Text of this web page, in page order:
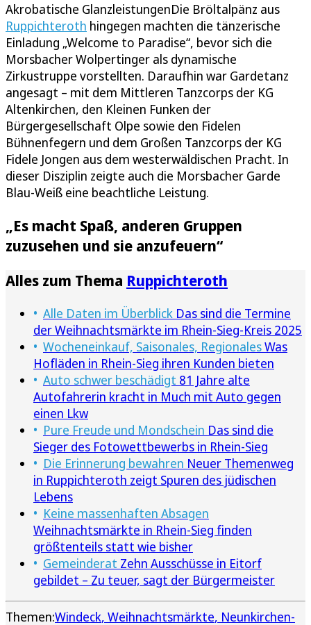
Akrobatische GlanzleistungenDie Bröltalpänz aus
Ruppichteroth hingegen machten die tänzerische
Einladung „Welcome to Paradise“, bevor sich die
Morsbacher Wolpertinger als dynamische
Zirkustruppe vorstellten. Daraufhin war Gardetanz
angesagt – mit dem Mittleren Tanzcorps der KG
Altenkirchen, den Kleinen Funken der
Bürgergesellschaft Olpe sowie den Fidelen
Bühnenfegern und dem Großen Tanzcorps der KG
Fidele Jongen aus dem westerwäldischen Pracht. In
dieser Disziplin zeigte auch die Morsbacher Garde
Blau-Weiß eine beachtliche Leistung.
„Es macht Spaß, anderen Gruppen
zuzusehen und sie anzufeuern“
Alles zum Thema Ruppichteroth
Alle Daten im Überblick Das sind die Termine
der Weihnachtsmärkte im Rhein-Sieg-Kreis 2025
Wocheneinkauf, Saisonales, RegionalesWas
Hofläden in Rhein-Sieg ihren Kunden bieten
Auto schwer beschädigt 81 Jahre alte
Autofahrerin kracht in Much mit Auto gegen
einen Lkw
Pure Freude und Mondschein Das sind die
Sieger des Fotowettbewerbs in Rhein-Sieg
Die Erinnerung bewahren Neuer Themenweg
in Ruppichteroth zeigt Spuren des jüdischen
Lebens
Keine massenhaften Absagen
Weihnachtsmärkte in Rhein-Sieg finden
größtenteils statt wie bisher
Gemeinderat Zehn Ausschüsse in Eitorf
gebildet – Zu teuer, sagt der Bürgermeister
Themen:Windeck Weihnachtsmärkte Neunkirchen-